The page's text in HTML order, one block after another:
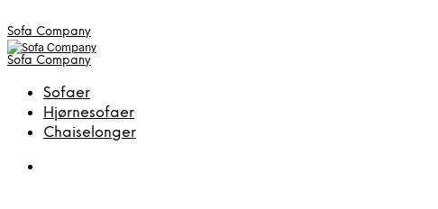
Sofa Company
Sofa Company
Sofaer
Hjørnesofaer
Chaiselonger